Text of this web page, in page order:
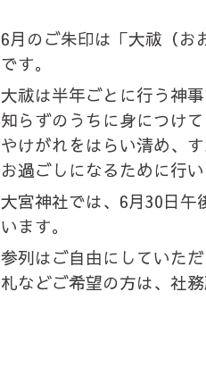
6月のご朱印は「大祓（お
です。
大祓は半年ごとに行う神
知らずのうちに身につけ
やけがれをはらい清め、
お過ごしになるために行い
大宮神社では、6月30日午
います。
参列はご自由にしていた
札などご希望の方は、社